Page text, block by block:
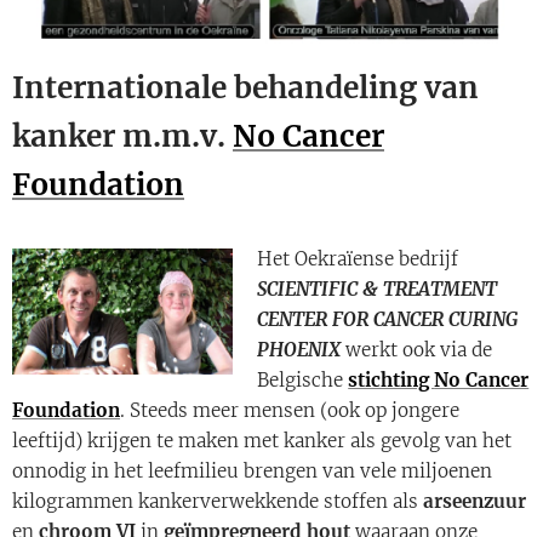
Internationale behandeling van
kanker m.m.v. No Cancer
Foundation
Het Oekraïense bedrijf
SCIENTIFIC & TREATMENT
CENTER FOR CANCER CURING
PHOENIXwerkt ook via de
BelgischestichtingNo Cancer
Foundation. Steeds meer mensen (ook op jongere
leeftijd) krijgen te maken met kanker als gevolg van het
onnodig in het leefmilieu brengen van vele miljoenen
kilogrammen kankerverwekkende stoffen als arseenzuur
en chroom VI in geïmpregneerd hout waaraan onze